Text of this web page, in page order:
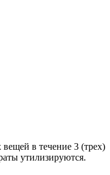
в течение 3 (трех)
утилизируются.